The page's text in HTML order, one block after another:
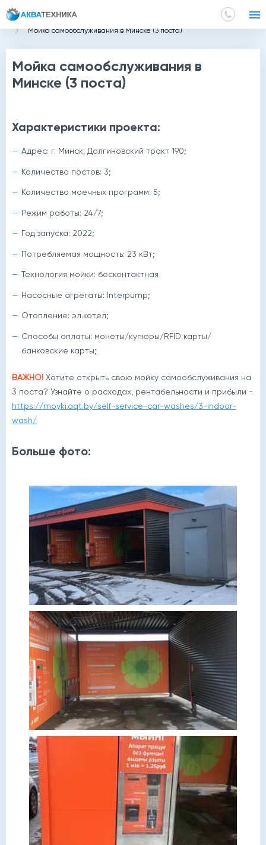
Главная
Проекты
Мойка самообслуживания в Минске (3 поста)
Мойка самообслуживания в
Минске (3 поста)
Характеристики проекта:
Адрес: г. Минск, Долгиновский тракт 190;
Количество постов: 3;
Количество моечных программ: 5;
Режим работы: 24/7;
Год запуска: 2022;
Потребляемая мощность: 23 кВт;
Технология мойки: бесконтактная
Насосные агрегаты: Interpump;
Отопление: эл.котел;
Способы оплаты: монеты/купюры/RFID карты/
банковские карты;
ВАЖНО! Хотите открыть свою мойку самообслуживания на
3 поста? Узнайте о расходах, рентабельности и прибыли -
https://moyki.aqt.by/self-service-car-washes/3-indoor-
wash/
Больше фото: